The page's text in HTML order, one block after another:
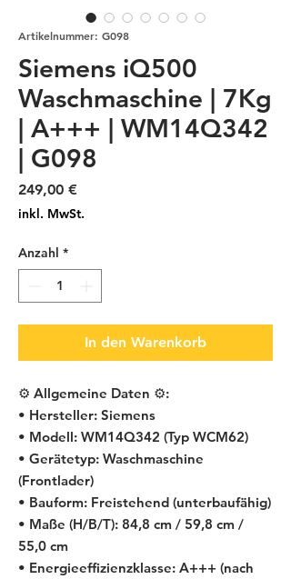
Artikelnummer: G098
Siemens iQ500
Waschmaschine | 7Kg
| A+++ | WM14Q342
| G098
249,00 €
inkl. MwSt.
Anzahl *
In den Warenkorb
⚙️ Allgemeine Daten ⚙️:
• Hersteller: Siemens
• Modell: WM14Q342 (Typ WCM62)
• Gerätetyp: Waschmaschine
(Frontlader)
• Bauform: Freistehend (unterbaufähig)
• Maße (H/B/T): 84,8 cm / 59,8 cm /
55,0 cm
• Energieeffizienzklasse: A+++ (nach